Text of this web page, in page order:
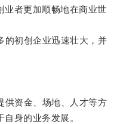
业者更加顺畅地在商业世
初创企业迅速壮大，并
资金、场地、人才等方
身的业务发展。